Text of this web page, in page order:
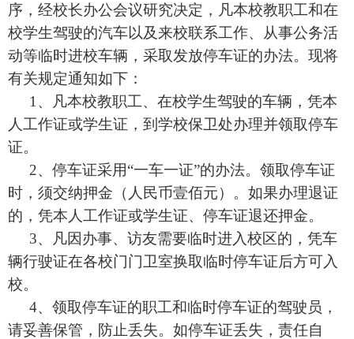
序，经校长办公会议研究决定，凡本校教职工和在
校学生驾驶的汽车以及来校联系工作、从事公务活
动等临时进校车辆，采取发放停车证的办法。现将
有关规定通知如下：
1、凡本校教职工、在校学生驾驶的车辆，凭本
人工作证或学生证，到学校保卫处办理并领取停车
证。
2、停车证采用“一车一证”的办法。领取停车证
时，须交纳押金（人民币壹佰元）。如果办理退证
的，凭本人工作证或学生证、停车证退还押金。
3、凡因办事、访友需要临时进入校区的，凭车
辆行驶证在各校门门卫室换取临时停车证后方可入
校。
4、领取停车证的职工和临时停车证的驾驶员，
请妥善保管，防止丢失。如停车证丢失，责任自